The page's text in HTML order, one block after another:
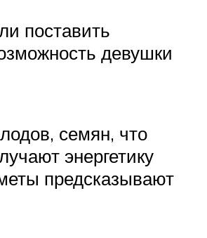
поставить
девушки
семян, что
энергетику
предсказывают